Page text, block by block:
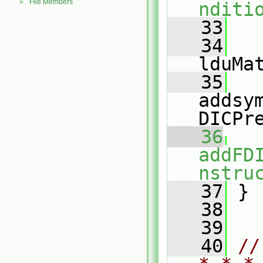
► File Members
   33
   34
   35
   36
   37
}
   38
   39
   40
//